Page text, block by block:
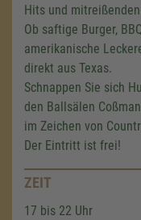
Hits und
Ob saftige Burger,
amerikanische
direkt aus Texas.
Schnappen Sie sich
den Ballsälen
im Zeichen von
Der Eintritt ist frei!
ZEIT
17 bis 22 Uhr